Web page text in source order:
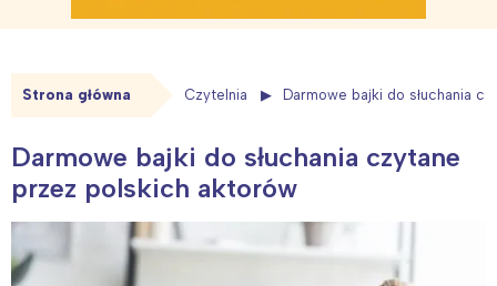
Strona główna Czytelnia Darmowe bajki do słuchania
Darmowe bajki do słuchania czytane
przez polskich aktorów